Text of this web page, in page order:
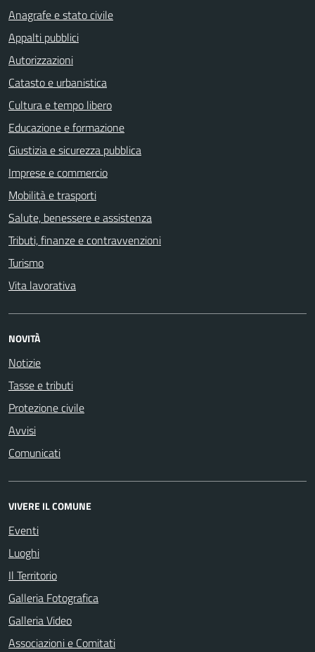
Anagrafe e stato civile
Appalti pubblici
Autorizzazioni
Catasto e urbanistica
Cultura e tempo libero
Educazione e formazione
Giustizia e sicurezza pubblica
Imprese e commercio
Mobilità e trasporti
Salute, benessere e assistenza
Tributi, finanze e contravvenzioni
Turismo
Vita lavorativa
NOVITÀ
Notizie
Tasse e tributi
Protezione civile
Avvisi
Comunicati
VIVERE IL COMUNE
Eventi
Luoghi
Il Territorio
Galleria Fotografica
Galleria Video
Associazioni e Comitati